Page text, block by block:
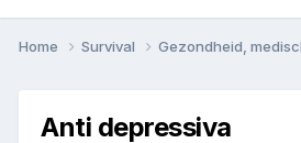
Home Survival Gezondheid,
Anti depressiva